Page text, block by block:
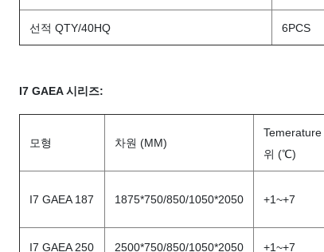
선적 QTY/40HQ 6PCS
I7 GAEA 시리즈:
모형 차원 (MM)
Temerature
위 (℃)
I7 GAEA 187 1875*750/850/1050*2050 +1~+7
I7 GAEA 250 2500*750/850/1050*2050 +1~+7